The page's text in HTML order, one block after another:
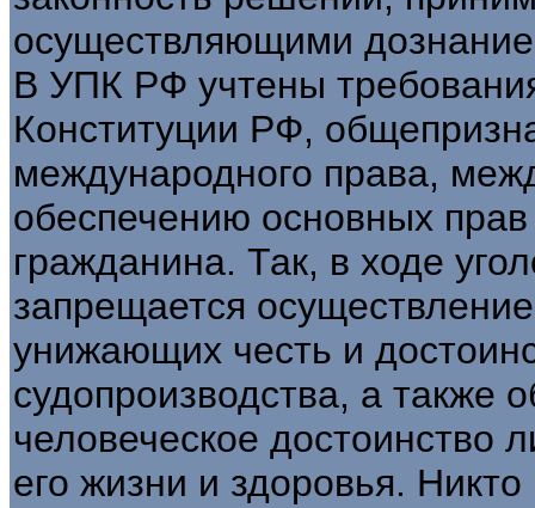
осуществляющими
В УПК РФ учтены
Конституции РФ,
международного права,
обеспечению основных
гражданина. Так, в ходе
запрещается
унижающих честь и
судопроизводства, а
человеческое достоинство
его жизни и здоровья. Никто